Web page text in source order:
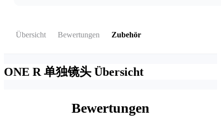
Übersicht Bewertungen Zubehör
ONE R 单独镜头 Übersicht
Bewertungen